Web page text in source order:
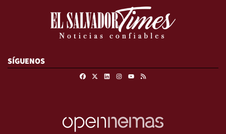
SÍGUENOS
FacebookLinkedinInstagram